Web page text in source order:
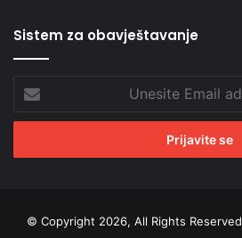
Sistem za obavještavanje
Email
adresu
© Copyright 2026, All Rights